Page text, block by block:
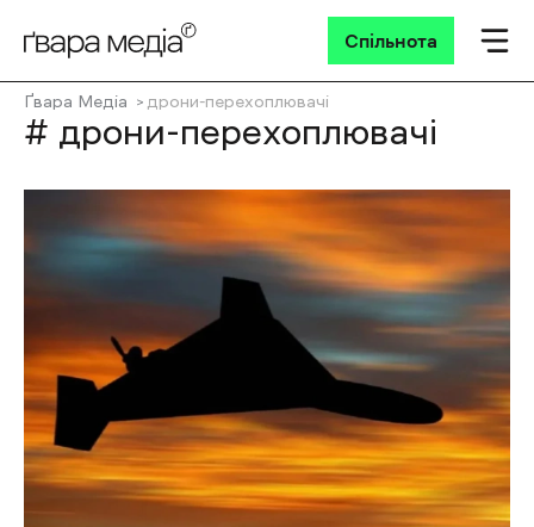
Спільнота
Ґвара Медіа дрони-перехоплювачі
# дрони-перехоплювачі